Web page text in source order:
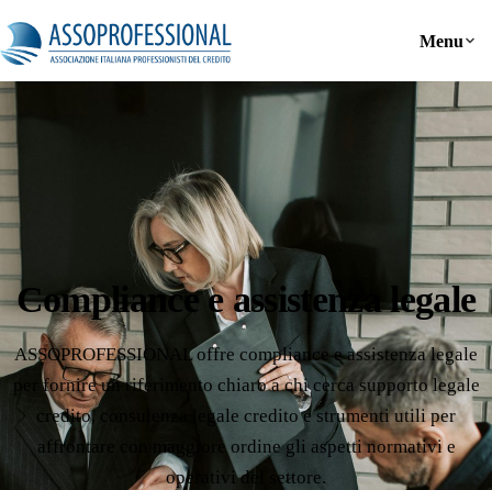
Menu
Compliance e assistenza legale
ASSOPROFESSIONAL offre compliance e assistenza legale
per fornire un riferimento chiaro a chi cerca supporto legale
credito, consulenza legale credito e strumenti utili per
affrontare con maggiore ordine gli aspetti normativi e
operativi del settore.